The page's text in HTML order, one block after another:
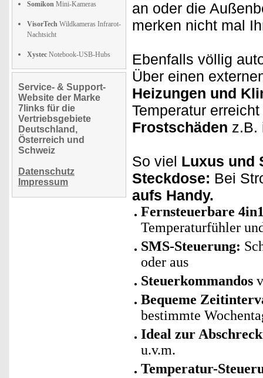
Somikon Mini-Kameras
VisorTech Wildkameras Infrarot-
Nachtsicht
Xystec Notebook-USB-Hubs
Service- & Support-
Website der Marke
7links für die
Vertriebsgebiete
Deutschland,
Österreich und
Schweiz
Datenschutz
Impressum
an oder die
merken nicht mal
Ebenfalls völlig
Über einen
Heizungen und
Temperatur
Frostschäden z.B.
So viel Luxus und
Steckdose: Bei
aufs Handy.
Fernsteuerbare
Temperaturfühler
SMS-Steuerung:
oder aus
Steuerkommandos
Bequeme
bestimmte
Ideal zur
u.v.m.
Temperatur-